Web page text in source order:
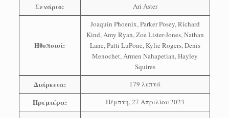
Σενάριο: Ari Aster
Ηθοποιοί:
Joaquin Phoenix, Parker Posey, Richard
Kind, Amy Ryan, Zoe Lister-Jones, Nathan
Lane, Patti LuPone, Kylie Rogers, Denis
Menochet, Armen Nahapetian, Hayley
Squires
Διάρκεια: 179 λεπτά
Πρεμιέρα: Πέμπτη, 27 Απριλίου 2023